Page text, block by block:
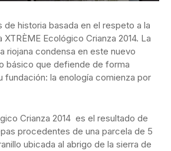
de historia basada en el respeto a la
Ecológico Crianza 2014. La
riojana condensa en este nuevo
básico que defiende de forma
fundación: la enología comienza por
Crianza 2014 es el resultado de
procedentes de una parcela de 5
ubicada al abrigo de la sierra de